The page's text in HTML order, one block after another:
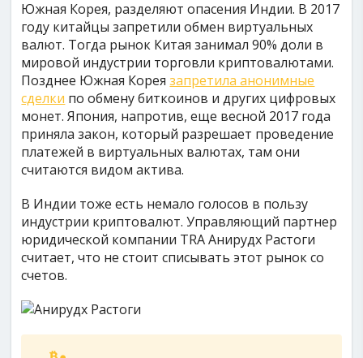
Южная Корея, разделяют опасения Индии. В 2017
году китайцы запретили обмен виртуальных
валют. Тогда рынок Китая занимал 90% доли в
мировой индустрии торговли криптовалютами.
Позднее Южная Кореязапретила анонимные
сделки по обмену биткоинов и других цифровых
монет. Япония, напротив, еще весной 2017 года
приняла закон, который разрешает проведение
платежей в виртуальных валютах, там они
считаются видом актива.
В Индии тоже есть немало голосов в пользу
индустрии криптовалют. Управляющий партнер
юридической компании TRA Анирудх Растоги
считает, что не стоит списывать этот рынок со
счетов.